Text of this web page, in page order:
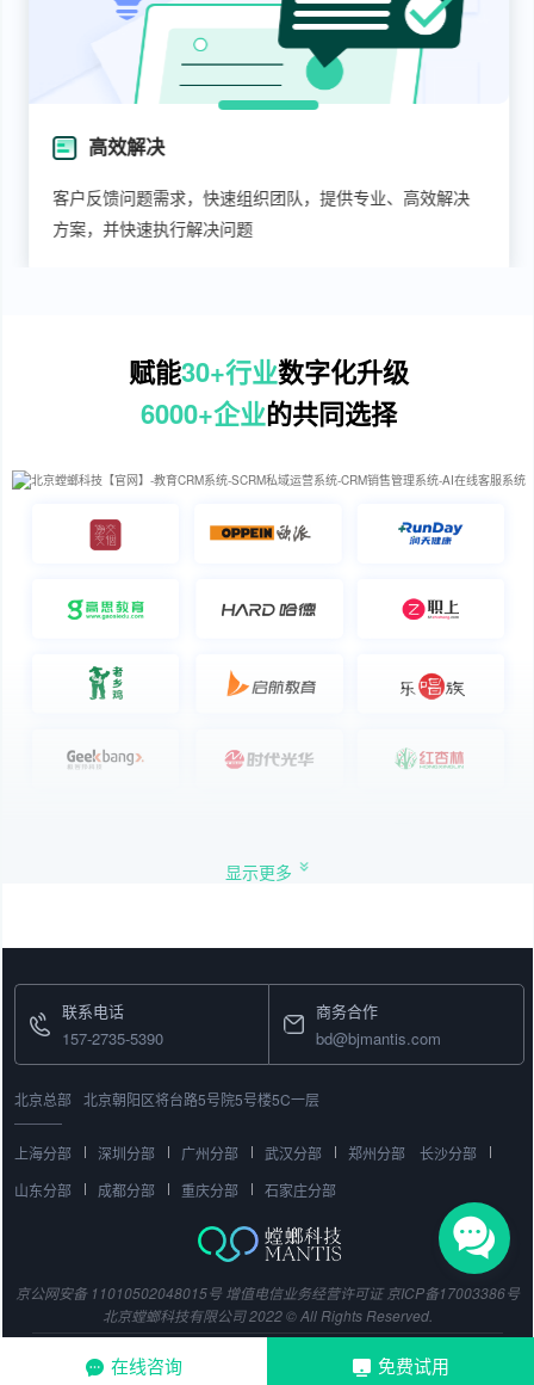
在线咨询 免费试用
提供专业、高效解决
专属服务管家1V1 专业服务团队
赋能30+行业数字化升级
6000+企业的共同选择
显示更多
联系电话
157-2735-5390
商务合作
bd@bjmantis.com
北京总部 北京朝阳区将台路5号院5号楼5C一层
上海分部 深圳分部 广州分部 武汉分部 郑州分部
长沙分部
山东分部
成都分部 重庆分部 石家庄分部
京公网安备 11010502048015号 增值电信业务经营许可证 京ICP备17003386号
北京螳螂科技有限公司 2022 © All Rights Reserved.